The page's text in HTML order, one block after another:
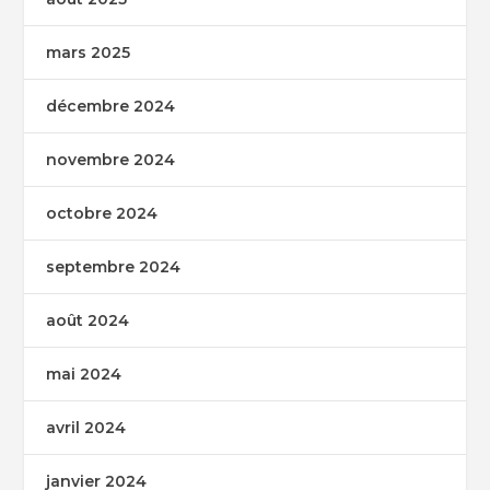
mars 2025
décembre 2024
novembre 2024
octobre 2024
septembre 2024
août 2024
mai 2024
avril 2024
janvier 2024